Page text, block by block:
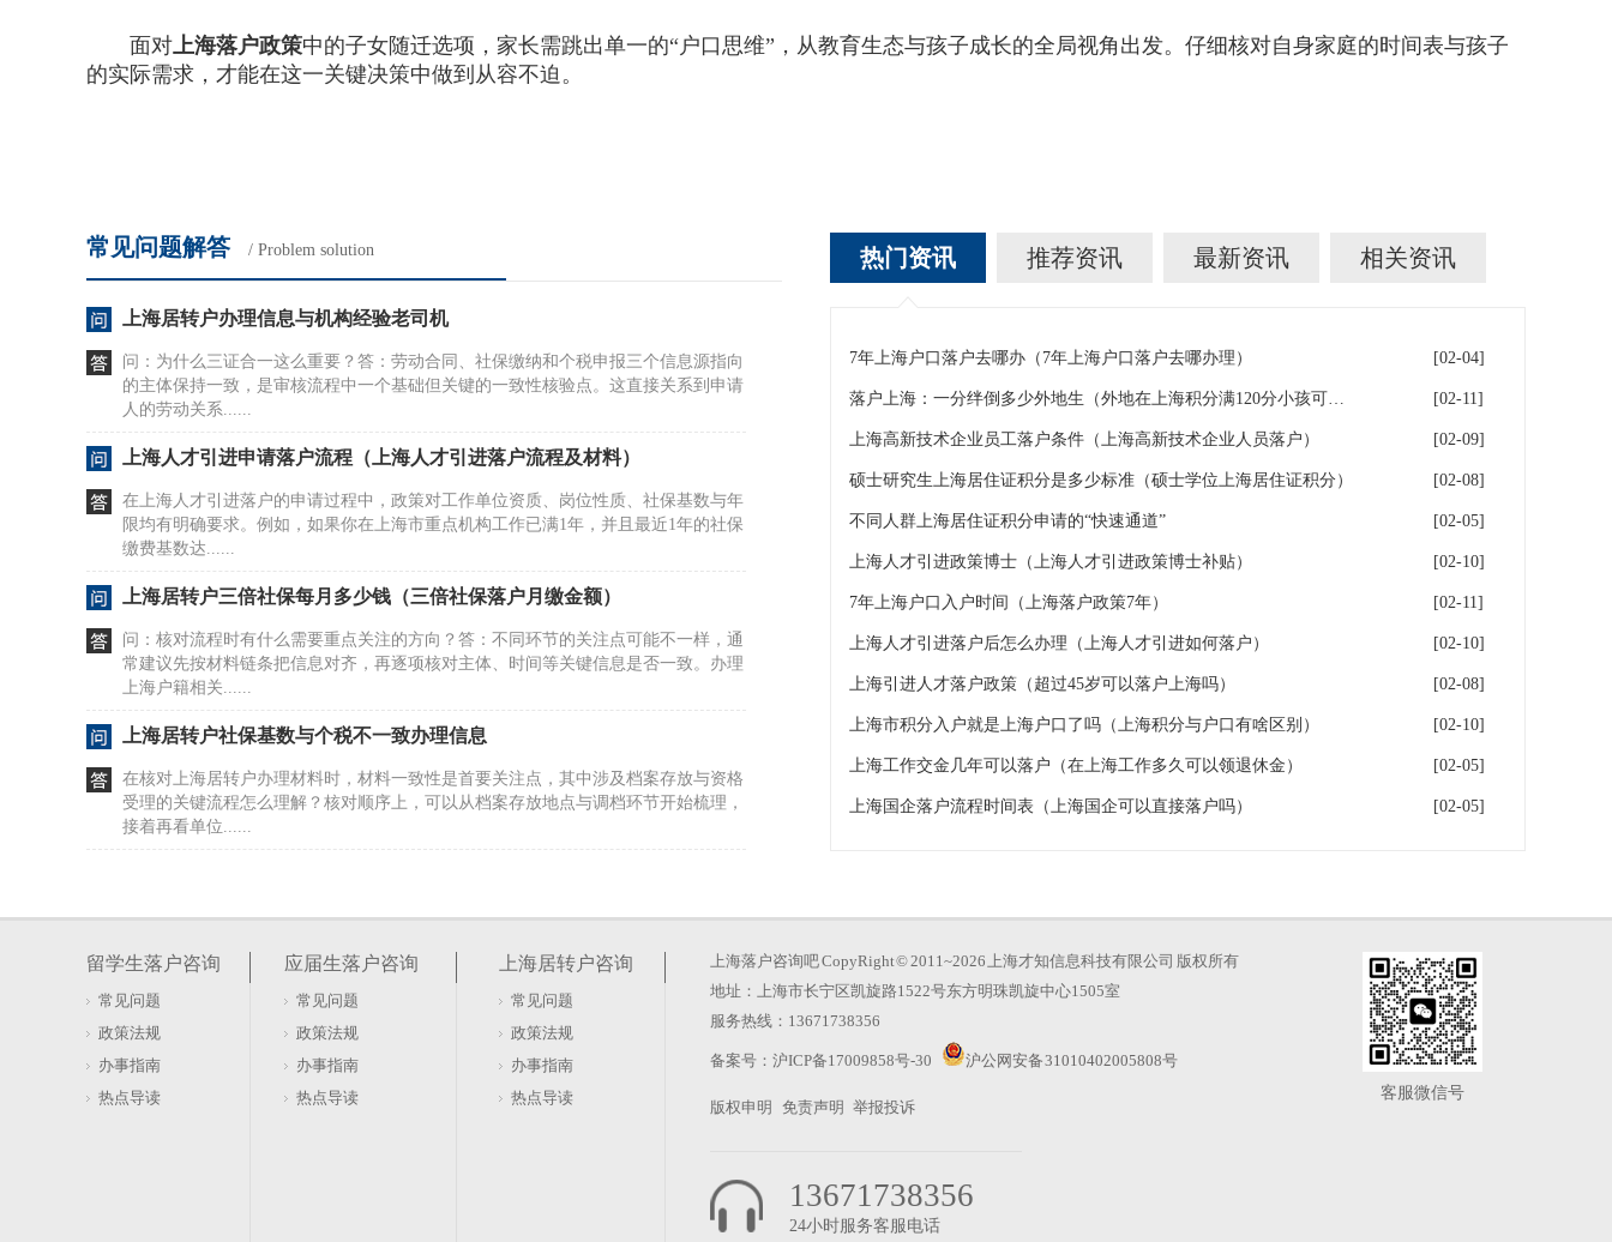
面对上海落户政策中的子女随迁选项，家长需跳出单一的“户口思维”，从教育生态与孩子成长的全局视角出发。仔细核对自身家庭的时间表与孩子
的实际需求，才能在这一关键决策中做到从容不迫。
常见问题解答 / Problem solution
上海居转户办理信息与机构经验老司机
问：为什么三证合一这么重要？答：劳动合同、社保缴纳和个税申报三个信息源指向
的主体保持一致，是审核流程中一个基础但关键的一致性核验点。这直接关系到申请
人的劳动关系......
上海人才引进申请落户流程（上海人才引进落户流程及材料）
在上海人才引进落户的申请过程中，政策对工作单位资质、岗位性质、社保基数与年
限均有明确要求。例如，如果你在上海市重点机构工作已满1年，并且最近1年的社保
缴费基数达......
上海居转户三倍社保每月多少钱（三倍社保落户月缴金额）
问：核对流程时有什么需要重点关注的方向？答：不同环节的关注点可能不一样，通
常建议先按材料链条把信息对齐，再逐项核对主体、时间等关键信息是否一致。办理
上海户籍相关......
上海居转户社保基数与个税不一致办理信息
在核对上海居转户办理材料时，材料一致性是首要关注点，其中涉及档案存放与资格
受理的关键流程怎么理解？核对顺序上，可以从档案存放地点与调档环节开始梳理，
接着再看单位......
问：办理流程中哪些环节的时间节点容易存在差异？答：不同区域的审核节奏可能存
况、窗口受理......
求解：上海市居住证的积分过期了怎么办？（上海居住证积分过期2个月怎
么续签）
上海居住证每年需要签注一次，持证人应在证件届满1年前的30天内，到居住地社区
则需要......
热门资讯 推荐资讯 最新资讯 相关资讯
7年上海户口落户去哪办（7年上海户口落户去哪办理） [02-04]
落户上海：一分绊倒多少外地生（外地在上海积分满120分小孩可以考上海大学吗） [02-11]
上海高新技术企业员工落户条件（上海高新技术企业人员落户） [02-09]
硕士研究生上海居住证积分是多少标准（硕士学位上海居住证积分） [02-08]
不同人群上海居住证积分申请的“快速通道” [02-05]
上海人才引进政策博士（上海人才引进政策博士补贴） [02-10]
7年上海户口入户时间（上海落户政策7年） [02-11]
上海人才引进落户后怎么办理（上海人才引进如何落户） [02-10]
上海引进人才落户政策（超过45岁可以落户上海吗） [02-08]
上海市积分入户就是上海户口了吗（上海积分与户口有啥区别） [02-10]
上海工作交金几年可以落户（在上海工作多久可以领退休金） [02-05]
上海国企落户流程时间表（上海国企可以直接落户吗） [02-05]
留学生落户咨询
常见问题
政策法规
办事指南
热点导读
应届生落户咨询
常见问题
政策法规
办事指南
热点导读
上海居转户咨询
常见问题
政策法规
办事指南
热点导读
上海落户咨询吧CopyRight © 2011~2026 上海才知信息科技有限公司 版权所有
地址：上海市长宁区凯旋路1522号东方明珠凯旋中心1505室
服务热线：13671738356
备案号： 沪ICP备17009858号-30 沪公网安备 31010402005808号
版权申明 免责声明 举报投诉
13671738356
24小时服务客服电话
客服微信号